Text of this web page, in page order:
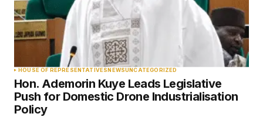
HOUSE OF REPRESENTATIVESNEWSUNCATEGORIZED
Hon. Ademorin Kuye Leads Legislative
Push for Domestic Drone Industrialisation
Policy